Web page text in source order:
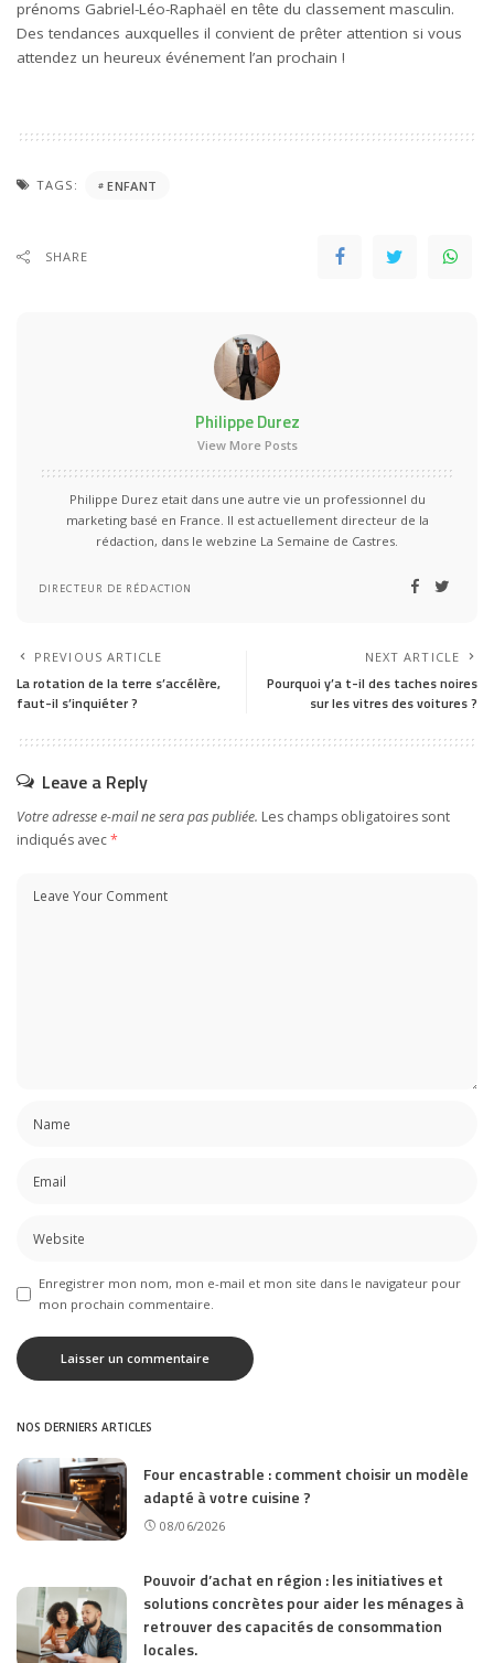
prénoms Gabriel-Léo-Raphaël en tête du classement masculin.
Des tendances auxquelles il convient de prêter attention si vous
attendez un heureux événement l’an prochain !
TAGS: ENFANT
SHARE
Philippe Durez
View More Posts
Philippe Durez etait dans une autre vie un professionnel du
marketing basé en France. Il est actuellement directeur de la
rédaction, dans le webzine La Semaine de Castres.
DIRECTEUR DE RÉDACTION
PREVIOUS ARTICLE
La rotation de la terre s’accélère,
faut-il s’inquiéter ?
NEXT ARTICLE
Pourquoi y’a t-il des taches noires
sur les vitres des voitures ?
Leave a Reply
Votre adresse e-mail ne sera pas publiée. Les champs obligatoires sont
indiqués avec*
Enregistrer mon nom, mon e-mail et mon site dans le navigateur pour
mon prochain commentaire.
NOS DERNIERS ARTICLES
Four encastrable : comment choisir un modèle
adapté à votre cuisine ?
08/06/2026
Pouvoir d’achat en région : les initiatives et
solutions concrètes pour aider les ménages à
retrouver des capacités de consommation
locales.